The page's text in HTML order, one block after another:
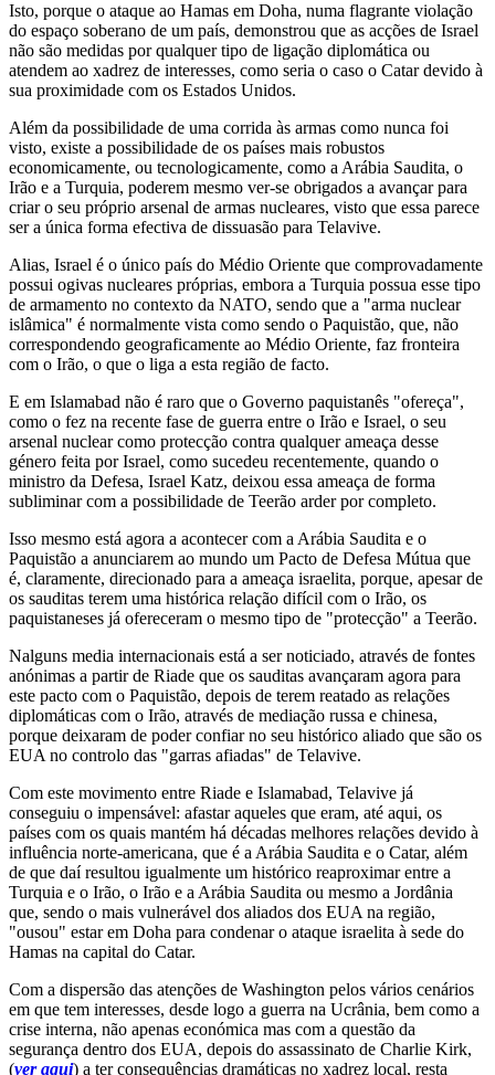
Isto, porque o ataque ao Hamas em Doha, numa flagrante violação
do espaço soberano de um país, demonstrou que as acções de Israel
não são medidas por qualquer tipo de ligação diplomática ou
atendem ao xadrez de interesses, como seria o caso o Catar devido à
sua proximidade com os Estados Unidos.
Além da possibilidade de uma corrida às armas como nunca foi
visto, existe a possibilidade de os países mais robustos
economicamente, ou tecnologicamente, como a Arábia Saudita, o
Irão e a Turquia, poderem mesmo ver-se obrigados a avançar para
criar o seu próprio arsenal de armas nucleares, visto que essa parece
ser a única forma efectiva de dissuasão para Telavive.
Alias, Israel é o único país do Médio Oriente que comprovadamente
possui ogivas nucleares próprias, embora a Turquia possua esse tipo
de armamento no contexto da NATO, sendo que a "arma nuclear
islâmica" é normalmente vista como sendo o Paquistão, que, não
correspondendo geograficamente ao Médio Oriente, faz fronteira
com o Irão, o que o liga a esta região de facto.
E em Islamabad não é raro que o Governo paquistanês "ofereça",
como o fez na recente fase de guerra entre o Irão e Israel, o seu
arsenal nuclear como protecção contra qualquer ameaça desse
género feita por Israel, como sucedeu recentemente, quando o
ministro da Defesa, Israel Katz, deixou essa ameaça de forma
subliminar com a possibilidade de Teerão arder por completo.
Isso mesmo está agora a acontecer com a Arábia Saudita e o
Paquistão a anunciarem ao mundo um Pacto de Defesa Mútua que
é, claramente, direcionado para a ameaça israelita, porque, apesar de
os sauditas terem uma histórica relação difícil com o Irão, os
paquistaneses já ofereceram o mesmo tipo de "protecção" a Teerão.
Nalguns media internacionais está a ser noticiado, através de fontes
anónimas a partir de Riade que os sauditas avançaram agora para
este pacto com o Paquistão, depois de terem reatado as relações
diplomáticas com o Irão, através de mediação russa e chinesa,
porque deixaram de poder confiar no seu histórico aliado que são os
EUA no controlo das "garras afiadas" de Telavive.
Com este movimento entre Riade e Islamabad, Telavive já
conseguiu o impensável: afastar aqueles que eram, até aqui, os
países com os quais mantém há décadas melhores relações devido à
influência norte-americana, que é a Arábia Saudita e o Catar, além
de que daí resultou igualmente um histórico reaproximar entre a
Turquia e o Irão, o Irão e a Arábia Saudita ou mesmo a Jordânia
que, sendo o mais vulnerável dos aliados dos EUA na região,
"ousou" estar em Doha para condenar o ataque israelita à sede do
Hamas na capital do Catar.
Com a dispersão das atenções de Washington pelos vários cenários
em que tem interesses, desde logo a guerra na Ucrânia, bem como a
crise interna, não apenas económica mas com a questão da
segurança dentro dos EUA, depois do assassinato de Charlie Kirk,
(ver aqui) a ter consequências dramáticas no xadrez local, resta